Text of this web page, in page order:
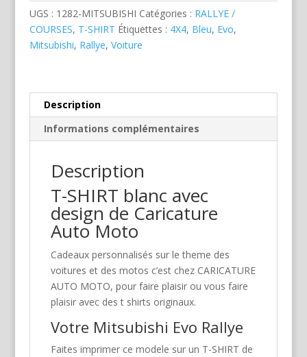
UGS : 1282-MITSUBISHI Catégories : RALLYE /
COURSES, T-SHIRT Étiquettes : 4X4, Bleu, Evo,
Mitsubishi, Rallye, Voiture
Description
Informations complémentaires
Description
T-SHIRT blanc avec
design de Caricature
Auto Moto
Cadeaux personnalisés sur le theme des
voitures et des motos c’est chez CARICATURE
AUTO MOTO, pour faire plaisir ou vous faire
plaisir avec des t shirts originaux.
Votre Mitsubishi Evo Rallye
Faites imprimer ce modele sur un T-SHIRT de